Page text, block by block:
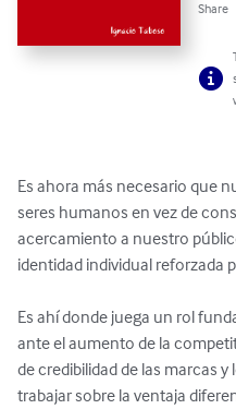
Share
Es ahora más necesario que
seres humanos en vez de
acercamiento a nuestro
identidad individual reforzada
Es ahí donde juega un rol
ante el aumento de la
de credibilidad de las marcas
trabajar sobre la ventaja